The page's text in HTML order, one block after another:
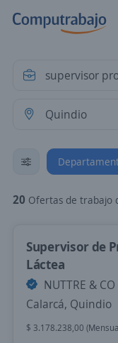
20 Ofertas de trabajo de
Supervisor de
Láctea
NUTTRE & CO
Calarcá, Quindio
$ 3.178.238,00